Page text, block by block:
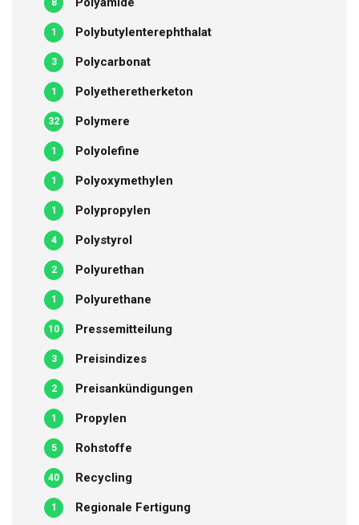
8
Polybutylenterephthalat
1
Polycarbonat
3
Polyetheretherketon
1
Polymere
32
Polyolefine
1
Polyoxymethylen
1
Polypropylen
1
Polystyrol
4
Polyurethan
2
Polyurethane
1
Pressemitteilung
10
Preisindizes
3
Preisankündigungen
2
Propylen
1
Rohstoffe
5
Recycling
40
Regionale Fertigung
1